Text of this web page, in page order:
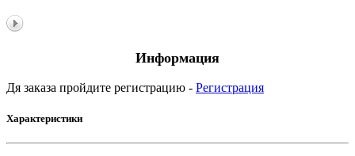
Информация
Дя заказа пройдите регистрацию - Регистрация
Характеристики